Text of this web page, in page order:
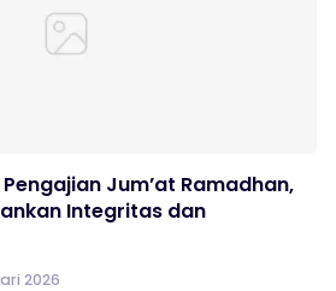
Jum’at Ramadhan,
Integritas dan
2026